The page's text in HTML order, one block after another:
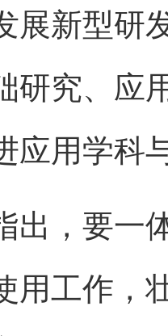
展新型研
研究、应
应用学科
，要一体
用工作，